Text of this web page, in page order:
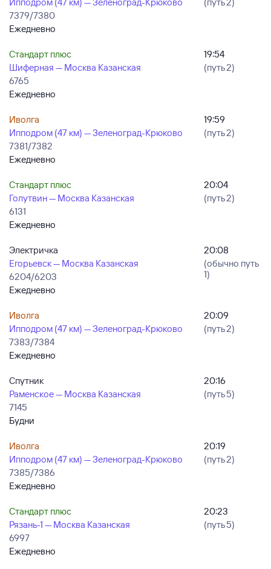
7379/7380
Ежедневно
Стандарт плюс
Шиферная — Москва Казанская
6765
Ежедневно
19:54
(путь 2)
Иволга
Ипподром (47 км) — Зеленоград-Крюково
7381/7382
Ежедневно
19:59
(путь 2)
Стандарт плюс
Голутвин — Москва Казанская
6131
Ежедневно
20:04
(путь 2)
Электричка
Егорьевск — Москва Казанская
6204/6203
Ежедневно
20:08
(обычно путь
1)
Иволга
Ипподром (47 км) — Зеленоград-Крюково
7383/7384
Ежедневно
20:09
(путь 2)
Спутник
Раменское — Москва Казанская
7145
Будни
20:16
(путь 5)
Иволга
Ипподром (47 км) — Зеленоград-Крюково
7385/7386
Ежедневно
20:19
(путь 2)
Стандарт плюс
Рязань-1 — Москва Казанская
6997
Ежедневно
20:23
(путь 5)